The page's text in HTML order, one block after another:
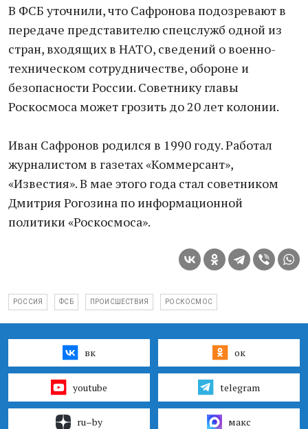
В ФСБ уточнили, что Сафронова подозревают в
передаче представителю спецслужб одной из
стран, входящих в НАТО, сведений о военно-
техническом сотрудничестве, обороне и
безопасности России. Советнику главы
Роскосмоса может грозить до 20 лет колонии.
Иван Сафронов родился в 1990 году. Работал
журналистом в газетах «Коммерсант»,
«Известия». В мае этого года стал советником
Дмитрия Рогозина по информационной
политики «Роскосмоса».
РОССИЯ ФСБ ПРОИСШЕСТВИЯ РОСКОСМОС
вк ок
youtube telegram
ru–by макс